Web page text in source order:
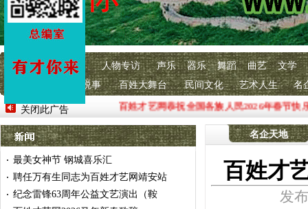
关闭此广告
首页 百艺快讯 人物专访 声乐 器乐 舞蹈 曲艺
文学
百艺说事 百姓大舞台 民间文化 艺术人生 名
百姓才艺网恭祝全国各族人民2026年春节快乐
· 最美女神节 钢城喜乐汇
· 聘任万有生同志为百姓才艺网靖安站
· 纪念雷锋63周年公益文艺演出（鞍
名企天地
百姓才
发